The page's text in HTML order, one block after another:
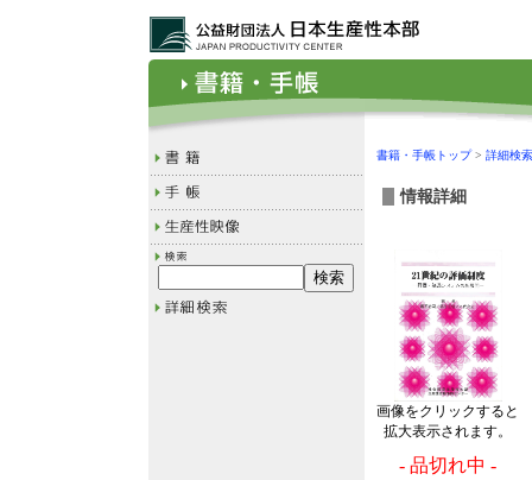
書籍・手帳トップ> 詳細検索
情報詳細
画像をクリックすると
拡大表示されます。
- 品切れ中 -